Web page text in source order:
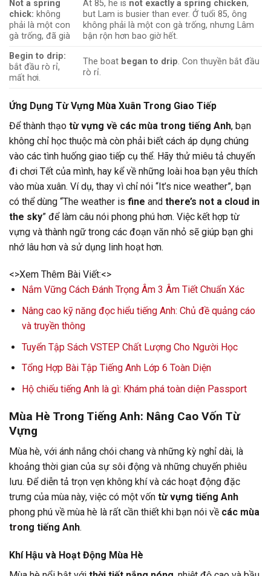
Not a spring
chick: không
phải là một con
gà trống, đã già
At 85, he is not exactly a spring chicken,
but Lam is busier than ever. Ở tuổi 85, ông
không phải là một con gà trống, nhưng Lâm
bận rộn hơn bao giờ hết.
Begin to drip:
bắt đầu rò rỉ,
mất hơi.
The boat began to drip. Con thuyền bắt đầu
rò rỉ.
Ứng Dụng Từ Vựng Mùa Xuân Trong Giao Tiếp
Để thành thạo từ vựng về các mùa trong tiếng Anh, bạn
không chỉ học thuộc mà còn phải biết cách áp dụng chúng
vào các tình huống giao tiếp cụ thể. Hãy thử miêu tả chuyến
đi chơi Tết của mình, hay kể về những loài hoa bạn yêu thích
vào mùa xuân. Ví dụ, thay vì chỉ nói “It’s nice weather”, bạn
có thể dùng “The weather is fine and there’s not a cloud in
the sky” để làm câu nói phong phú hơn. Việc kết hợp từ
vựng và thành ngữ trong các đoạn văn nhỏ sẽ giúp bạn ghi
nhớ lâu hơn và sử dụng linh hoạt hơn.
<>Xem Thêm Bài Viết:<>
Nắm Vững Cách Đánh Trọng Âm 3 Âm Tiết Chuẩn Xác
Nâng cao kỹ năng đọc hiểu tiếng Anh: Chủ đề quảng cáo
và truyền thông
Tuyển Tập Sách VSTEP Chất Lượng Cho Người Học
Tổng Hợp Bài Tập Tiếng Anh Lớp 6 Toàn Diện
Hộ chiếu tiếng Anh là gì: Khám phá toàn diện Passport
Mùa Hè Trong Tiếng Anh: Nâng Cao Vốn Từ
Vựng
Mùa hè, với ánh nắng chói chang và những kỳ nghỉ dài, là
khoảng thời gian của sự sôi động và những chuyến phiêu
lưu. Để diễn tả trọn vẹn không khí và các hoạt động đặc
trưng của mùa này, việc có một vốn từ vựng tiếng Anh
phong phú về mùa hè là rất cần thiết khi bạn nói về các mùa
trong tiếng Anh.
Khí Hậu và Hoạt Động Mùa Hè